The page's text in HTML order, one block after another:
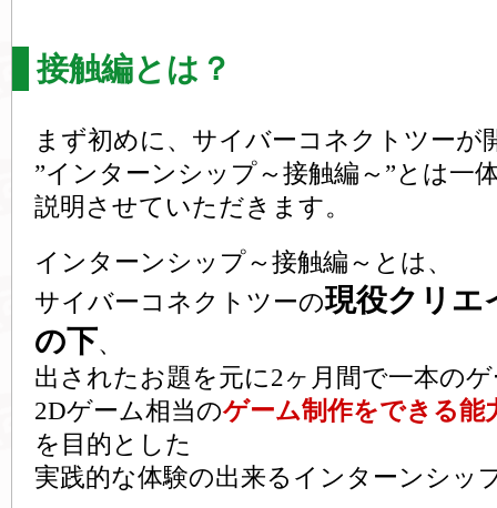
接触編とは？
まず初めに、サイバーコネクトツーが
”インターンシップ～接触編～”とは一
説明させていただきます。
インターンシップ～接触編～とは、
サイバーコネクトツーの現役クリエ
の下、
出されたお題を元に2ヶ月間で一本の
2Dゲーム相当のゲーム制作をできる能
を目的とした
実践的な体験の出来るインターンシッ